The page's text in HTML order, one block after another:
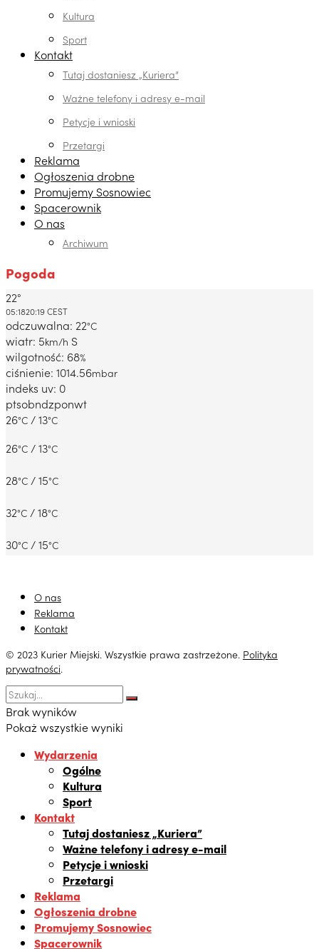
Kultura
Sport
Kontakt
Tutaj dostaniesz „Kuriera”
Ważne telefony i adresy e-mail
Petycje i wnioski
Przetargi
Reklama
Ogłoszenia drobne
Promujemy Sosnowiec
Spacerownik
O nas
Archiwum
Pogoda
Dabrowa Gornicza, PL
22°
05:1820:19 CEST
odczuwalna: 22°C
wiatr: 5km/h S
wilgotność: 68%
ciśnienie: 1014.56mbar
indeks uv: 0
ptsobndzponwt
26°C / 13°C
26°C / 13°C
28°C / 15°C
32°C / 18°C
30°C / 15°C
O nas
Reklama
Kontakt
© 2023 Kurier Miejski. Wszystkie prawa zastrzeżone. Polityka
prywatności.
Brak wyników
Pokaż wszystkie wyniki
Wydarzenia
Ogólne
Kultura
Sport
Kontakt
Tutaj dostaniesz „Kuriera”
Ważne telefony i adresy e-mail
Petycje i wnioski
Przetargi
Reklama
Ogłoszenia drobne
Promujemy Sosnowiec
Spacerownik